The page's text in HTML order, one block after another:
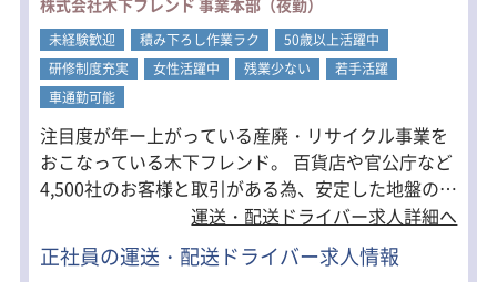
◆ 体への負担が少ない
荷物はすべてカゴ台車での積み降ろ
し。
手積み・手降ろしは一切なく、長く続
検品作業もなく、配送がメインのお仕
事です。
◆稼げる理由
夜間の店舗配送のため、道路は昼間よ
り空いていて運転しやすく、
効率よく配送できます。
未経験歓迎 積み下ろし作業ラク
50歳以上活躍中
研修制度充実
女性活躍中 残業少ない
若手活躍
車通勤可能
注目度が年ー上がっている産廃・リサイクル事業を
おこなっている木下フレンド。 百貨店や官公庁など
4,500社のお客様と取引がある為、安定した地盤の中
で働くことができます！ 今後も安定成長が見込める
当社に、少しでも気になる方はぜひご応募くださ
い！ ＜木下フレンドのオススメポイント＞ ・大型並
運送・配送ドライバー求人詳細へ
正社員の運送・配送ドライバー求人情報